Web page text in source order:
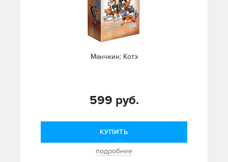
Манчкин: Котэ
599 руб.
КУПИТЬ
подробнее